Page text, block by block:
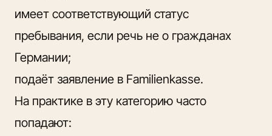
имеет соответствующий статус
пребывания, если речь не о гражданах
Германии;
подаёт заявление в Familienkasse.
На практике в эту категорию часто
попадают: